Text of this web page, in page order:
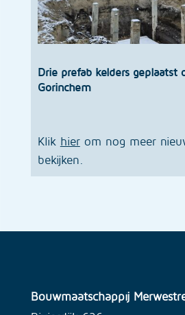
Drie prefab kelders geplaatst
Gorinchem
Klik hierom nog meer
bekijken.
Bouwmaatschappij